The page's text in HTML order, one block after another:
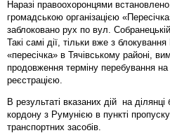
Наразі правоохоронцями
громадською організацією
заблоковано рух по вул.
Такі самі дії, тільки вже з
«пересічка» в Тячівському районі,
продовження терміну перебування на
реєстрацією.
В результаті вказаних дій на
кордону з Румунією в пункті
транспортних засобів.